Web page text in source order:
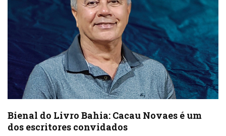
Bienal do Livro Bahia: Cacau Novaes é um
dos escritores convidados